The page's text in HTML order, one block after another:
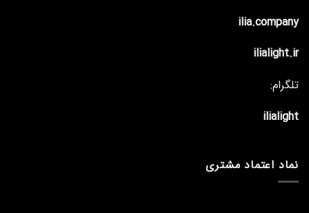
ilia.company
ilialight.ir
تلگرام:
ilialight
نماد اعتماد مشتری